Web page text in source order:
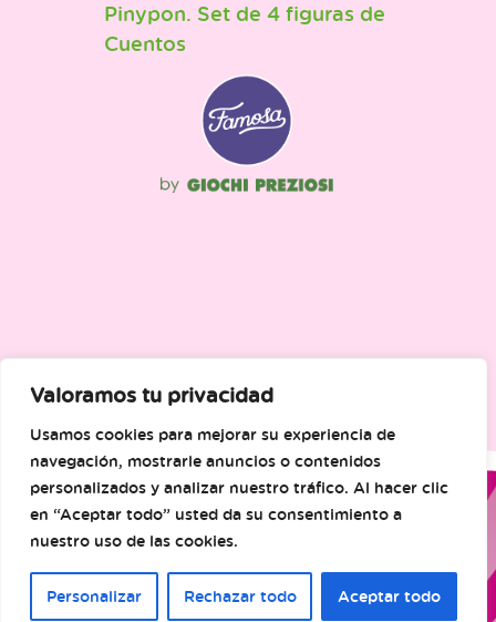
Valoramos tu privacidad
Usamos cookies para mejorar su experiencia de
navegación, mostrarle anuncios o contenidos
personalizados y analizar nuestro tráfico. Al hacer clic
en “Aceptar todo” usted da su consentimiento a
nuestro uso de las cookies.
Personalizar Rechazar todo Aceptar todo
Pinypon. Set de 4 figuras de
Cuentos